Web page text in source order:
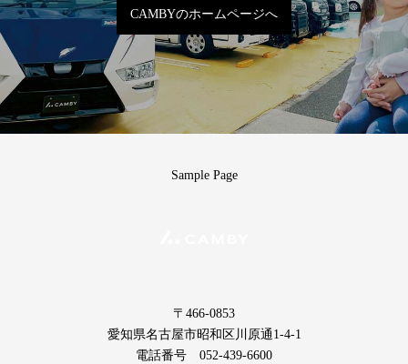
CAMBYのホームページへ
Sample Page
〒466-0853
愛知県名古屋市昭和区川原通1-4-1
電話番号 052-439-6600